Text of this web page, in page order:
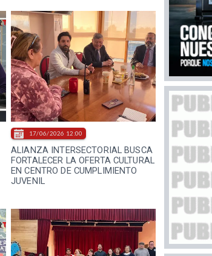
ALIANZA INTERSECTORIAL BUSCA
FORTALECER LA OFERTA CULTURAL
EN CENTRO DE CUMPLIMIENTO
JUVENIL
17/06/2026 12:00